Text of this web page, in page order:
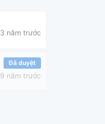
3 năm trước
Đã duyệt
9 năm trước